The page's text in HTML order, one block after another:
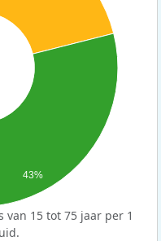
43%
15 tot 75 jaar per 1